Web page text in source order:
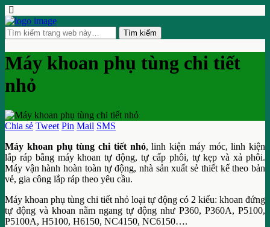
Máy khoan phụ tùng chi tiết
nhỏ
Chia sẻ Tweet Pin Mail SMS
Máy khoan phụ tùng chi tiết nhỏ, linh kiện máy móc, linh kiện
lắp ráp bằng máy khoan tự động, tự cấp phôi, tự kẹp và xả phôi.
Máy vận hành hoàn toàn tự động, nhà sản xuất sẻ thiết kế theo bản
vẻ, gia công lắp ráp theo yêu cầu.
Máy khoan phụ tùng chi tiết nhỏ loại tự động có 2 kiểu: khoan đứng
tự động và khoan nằm ngang tự động như P360, P360A, P5100,
P5100A, H5100, H6150, NC4150, NC6150….